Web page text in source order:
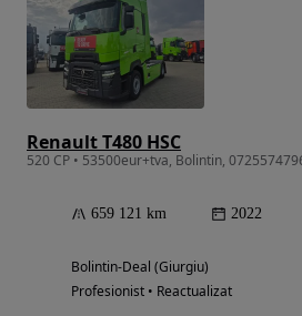
Renault T480 HSC
659 121 km 2022
Bolintin-Deal (Giurgiu)
Profesionist • Reactualizat